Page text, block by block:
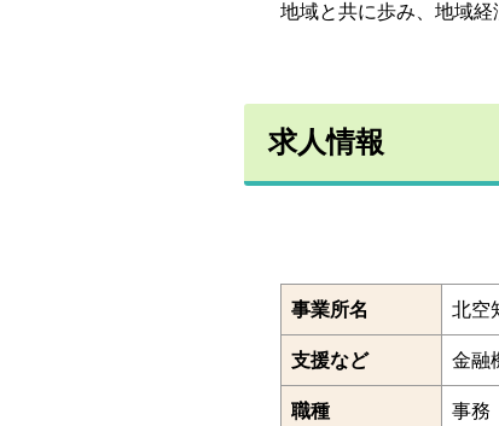
地域と共に歩み、地域経
求人情報
事業所名 北空
支援など 金融
職種 事務